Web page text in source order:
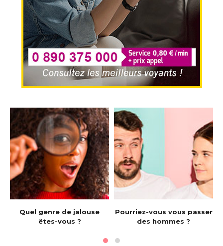
Quel genre de jalouse
êtes-vous ?
Pourriez-vous vous passer
des hommes ?